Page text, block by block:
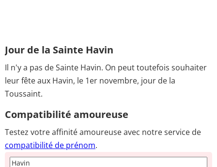
Jour de la Sainte Havin
Il n'y a pas de Sainte Havin. On peut toutefois souhaiter
leur fête aux Havin, le 1er novembre, jour de la
Toussaint.
Compatibilité amoureuse
Testez votre affinité amoureuse avec notre service de
compatibilité de prénom.